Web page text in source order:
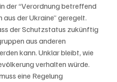
der “Verordnung betreffend
der Ukraine” geregelt.
der Schutzstatus zukünftig
aus anderen
kann. Unklar bleibt, wie
verhalten würde.
eine Regelung